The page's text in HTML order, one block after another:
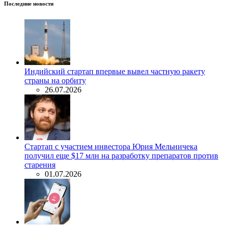
Последние новости
Индийский стартап впервые вывел частную ракету
страны на орбиту
26.07.2026
Стартап с участием инвестора Юрия Мельничека
получил еще $17 млн на разработку препаратов против
старения
01.07.2026